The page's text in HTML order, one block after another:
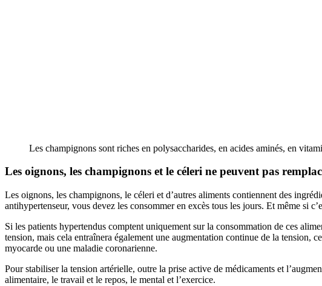
Les champignons sont riches en polysaccharides, en acides aminés, en
Les oignons, les champignons et le céleri ne peuvent pas
Les oignons, les champignons, le céleri et d’autres aliments contiennent des
antihypertenseur, vous devez les consommer en excès tous les jours. Et même si
Si les patients hypertendus comptent uniquement sur la consommation de ces
tension, mais cela entraînera également une augmentation continue de la tension,
myocarde ou une maladie coronarienne.
Pour stabiliser la tension artérielle, outre la prise active de médicaments et
alimentaire, le travail et le repos, le mental et l’exercice.